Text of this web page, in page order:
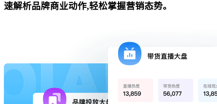
速解析品牌商业动作,轻松掌握营销态势。